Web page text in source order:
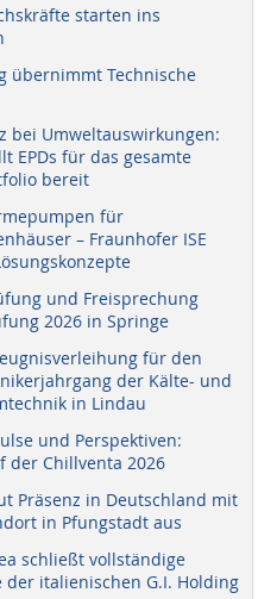
starten ins
übernimmt Technische
bei Umweltauswirkungen:
EPDs für das gesamte
bereit
für
– Fraunhofer ISE
und Freisprechung
2026 in Springe
für den
der Kälte- und
in Lindau
und Perspektiven:
der Chillventa 2026
Präsenz in Deutschland mit
in Pfungstadt aus
schließt vollständige
der italienischen G.I. Holding